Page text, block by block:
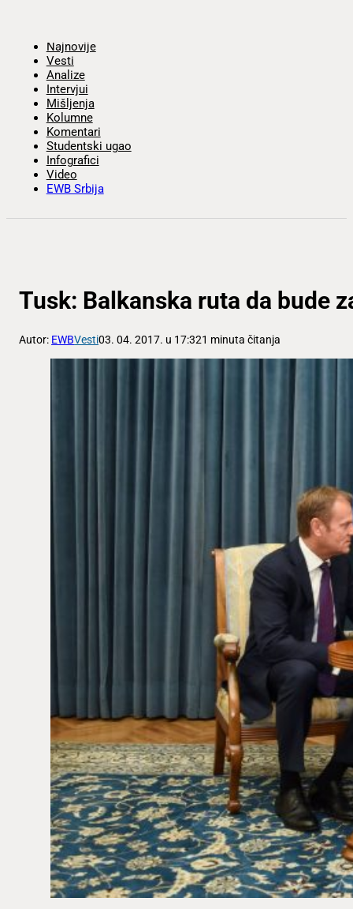
Najnovije
Vesti
Analize
Intervjui
Mišljenja
Kolumne
Komentari
Studentski ugao
Infografici
Video
EWB Srbija
Tusk: Balkanska ruta da bude
Autor: EWBVesti03. 04. 2017. u 17:321 minuta čitanja